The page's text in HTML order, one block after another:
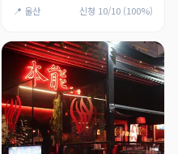
📍 울산 신청 10/10 (100%)